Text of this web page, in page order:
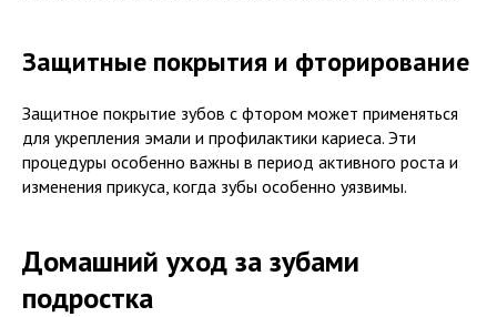
Защитные покрытия и фторирование
Защитное покрытие зубов с фтором может применяться
для укрепления эмали и профилактики кариеса. Эти
процедуры особенно важны в период активного роста и
изменения прикуса, когда зубы особенно уязвимы.
Домашний уход за зубами
подростка